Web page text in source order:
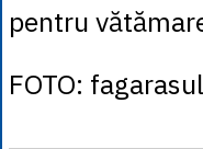
pentru
FOTO: